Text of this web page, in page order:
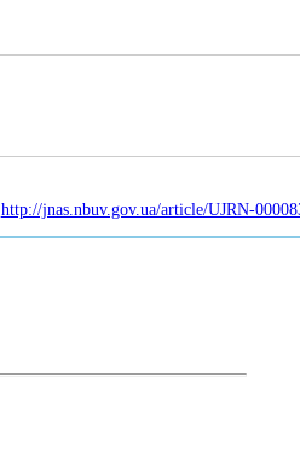
http://jnas.nbuv.gov.ua/article/UJRN-